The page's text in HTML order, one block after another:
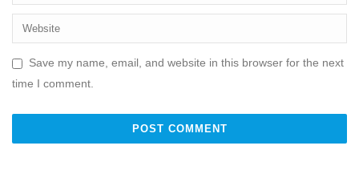
Save my name, email, and website in this browser for the next
time I comment.